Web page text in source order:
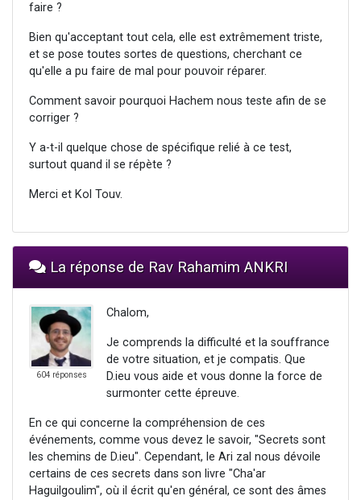
faire ?
Bien qu'acceptant tout cela, elle est extrêmement triste,
et se pose toutes sortes de questions, cherchant ce
qu'elle a pu faire de mal pour pouvoir réparer.
Comment savoir pourquoi Hachem nous teste afin de se
corriger ?
Y a-t-il quelque chose de spécifique relié à ce test,
surtout quand il se répète ?
Merci et Kol Touv.
La réponse de Rav Rahamim ANKRI
604 réponses
Chalom,
Je comprends la difficulté et la souffrance
de votre situation, et je compatis. Que
D.ieu vous aide et vous donne la force de
surmonter cette épreuve.
En ce qui concerne la compréhension de ces
événements, comme vous devez le savoir, "Secrets sont
les chemins de D.ieu". Cependant, le Ari zal nous dévoile
certains de ces secrets dans son livre "Cha'ar
Haguilgoulim", où il écrit qu'en général, ce sont des âmes